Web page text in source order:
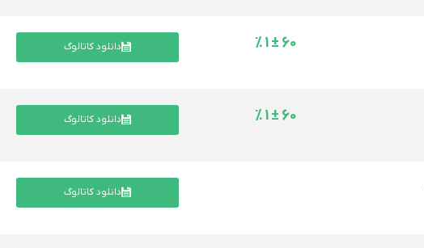
60 ± 1 % دانلود کاتالوگ
60 ± 1 % دانلود کاتالوگ
دانلود کاتالوگ